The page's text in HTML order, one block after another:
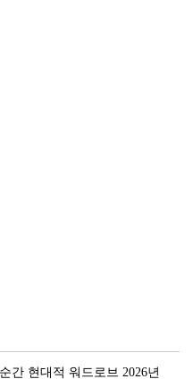
간 현대적 워드로브 2026년